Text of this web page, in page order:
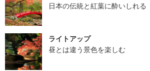
日本の伝統と紅葉に酔いしれる
ライトアップ
昼とは違う景色を楽しむ